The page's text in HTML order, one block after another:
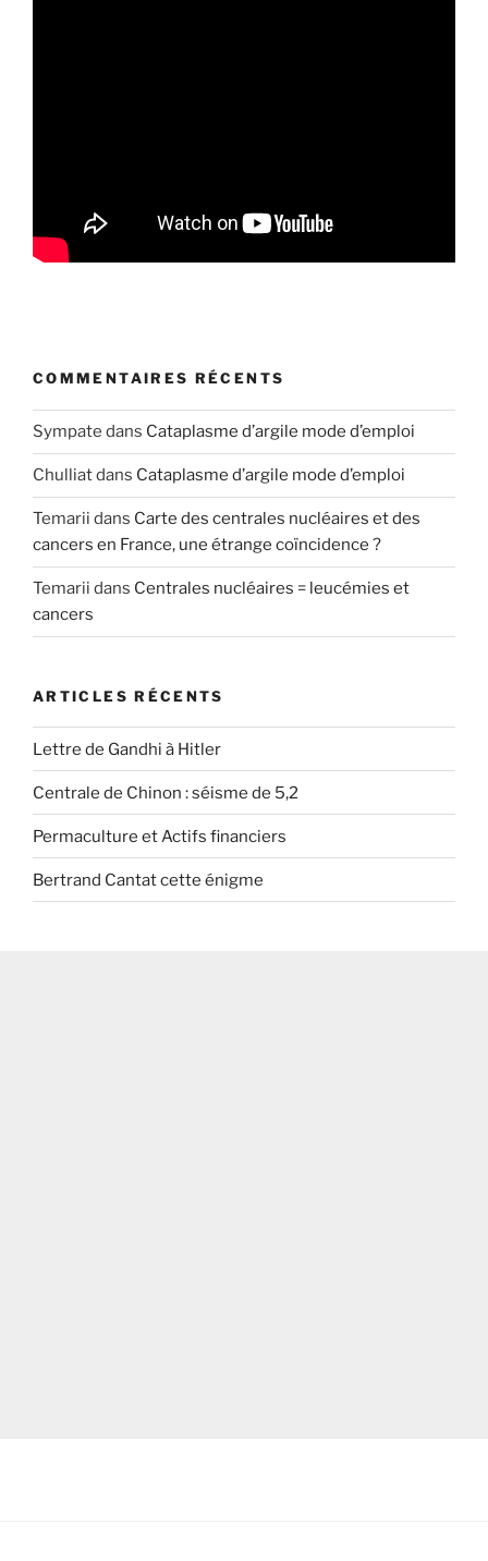
COMMENTAIRES RÉCENTS
Sympate dans Cataplasme d’argile mode d’emploi
Chulliatdans Cataplasme d’argile mode d’emploi
Temarii dans Carte des centrales nucléaires et des
cancers en France, une étrange coïncidence ?
Temarii dans Centrales nucléaires = leucémies et
cancers
ARTICLES RÉCENTS
Lettre de Gandhi à Hitler
Centrale de Chinon : séisme de 5,2
Permaculture et Actifs financiers
Bertrand Cantat cette énigme